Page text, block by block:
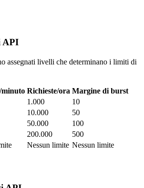
API
assegnati livelli che determinano i limiti di
minuto Richieste/ora Margine di burst
1.000
10
10.000
50
50.000
100
200.000
500
Nessun limite Nessun limite